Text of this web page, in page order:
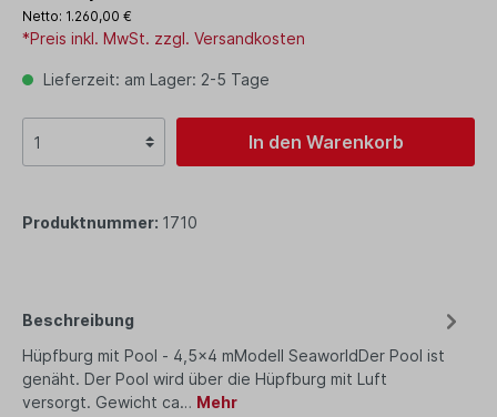
Netto: 1.260,00 €
*Preis inkl. MwSt. zzgl. Versandkosten
Lieferzeit: am Lager: 2-5 Tage
In den Warenkorb
Produktnummer: 1710
Beschreibung
Hüpfburg mit Pool - 4,5x4 mModell SeaworldDer Pool ist
genäht. Der Pool wird über die Hüpfburg mit Luft
versorgt. Gewicht ca… Mehr